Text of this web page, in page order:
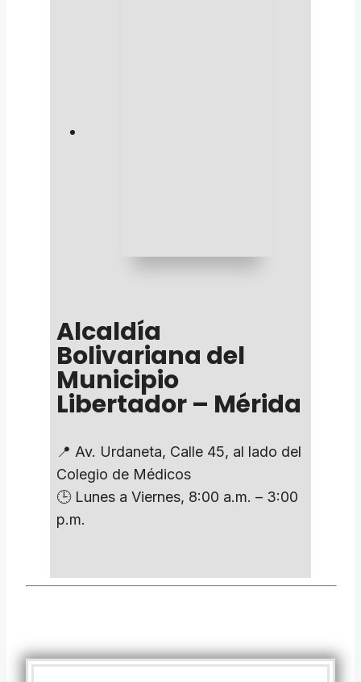
Alcaldía
Bolivariana del
Municipio
Libertador – Mérida
📍 Av. Urdaneta, Calle 45, al lado del
Colegio de Médicos
🕒 Lunes a Viernes, 8:00 a.m. – 3:00
p.m.